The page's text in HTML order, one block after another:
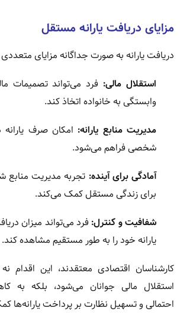
مزایای دریافت یارانه مستقل
دریافت یارانه به صورت جداگانه مزایای متعددی
استقلال مالی: فرد می‌تواند تصمیمات
وابستگی به خانواده اتخاذ کند.
مدیریت منابع یارانه: امکان صرف
شخصی فراهم می‌شود.
آمادگی برای آینده: تجربه مدیریت
برای زندگی مستقل کمک می‌کند.
شفافیت و کنترل: فرد می‌تواند میزان
یارانه خود را به طور مستقیم مشاهده کند.
کارشناسان اقتصادی معتقدند، این اقدام
استقلال مالی جوانان می‌شود، بلکه به
احتمالی و تسهیل نظارت بر پرداخت یارانه‌ها